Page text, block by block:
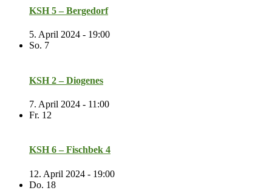
KSH 5 – Bergedorf
5. April 2024 - 19:00
So. 7
KSH 2 – Diogenes
7. April 2024 - 11:00
Fr. 12
KSH 6 – Fischbek 4
12. April 2024 - 19:00
Do. 18